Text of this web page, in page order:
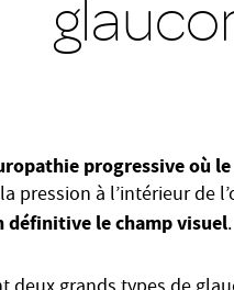
progressive où
pression à l’intérieur de
définitive le champ visuel.